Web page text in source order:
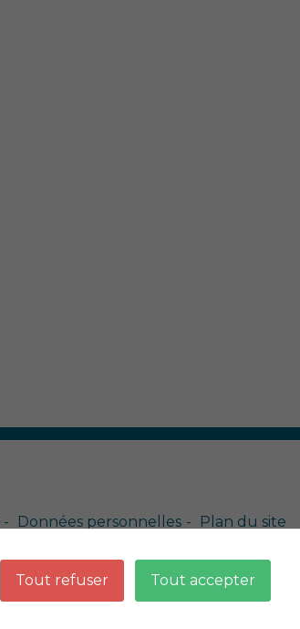
Données personnelles Plan du site
Tout refuser Tout accepter